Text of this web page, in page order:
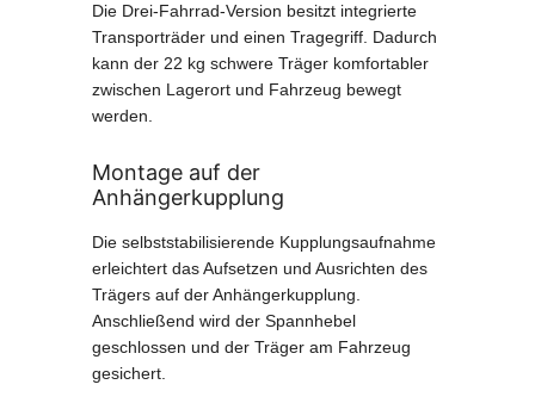
Die Drei-Fahrrad-Version besitzt integrierte
Transporträder und einen Tragegriff. Dadurch
kann der 22 kg schwere Träger komfortabler
zwischen Lagerort und Fahrzeug bewegt
werden.
Montage auf der
Anhängerkupplung
Die selbststabilisierende Kupplungsaufnahme
erleichtert das Aufsetzen und Ausrichten des
Trägers auf der Anhängerkupplung.
Anschließend wird der Spannhebel
geschlossen und der Träger am Fahrzeug
gesichert.